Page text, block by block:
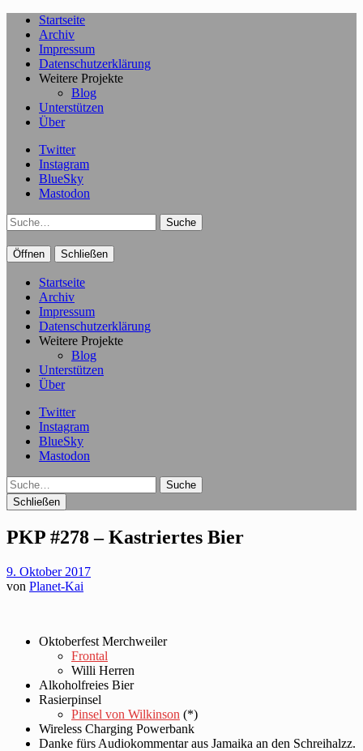
Startseite
Archiv
Impressum
Datenschutzerklärung
Weitere Projekte
Blog
Unterstützen
Über
Twitter
Instagram
BlueSky
Mastodon
Suche
Öffnen Schließen
Startseite
Archiv
Impressum
Datenschutzerklärung
Weitere Projekte
Blog
Unterstützen
Über
Twitter
Instagram
BlueSky
Mastodon
Suche
Schließen
PKP #278 – Kastriertes Bier
9. Oktober 2017
von Planet-Kai
Oktoberfest Merchweiler
Frontal
Willi Herren
Alkoholfreies Bier
Rasierpinsel
Pinsel von Wilkinson (*)
Wireless Charging Powerbank
Danke fürs Audiokommentar aus Jamaika an den Schreihalzz.